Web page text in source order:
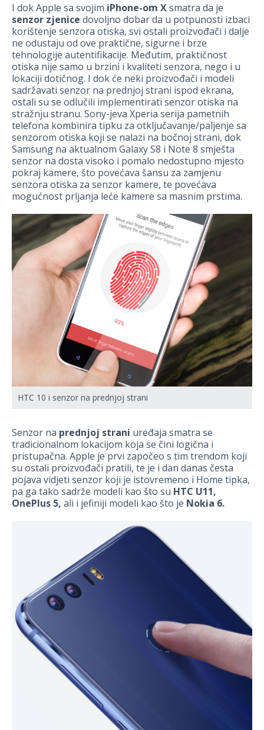
I dok Apple sa svojim iPhone-om Xsmatra da je
senzor zjenice dovoljno dobar da u potpunosti izbaci
korištenje senzora otiska, svi ostali proizvođači i dalje
ne odustaju od ove praktične, sigurne i brze
tehnologije autentifikacije. Međutim, praktičnost
otiska nije samo u brzini i kvaliteti senzora, nego i u
lokaciji dotičnog. I dok će neki proizvođači i modeli
sadržavati senzor na prednjoj strani ispod ekrana,
ostali su se odlučili implementirati senzor otiska na
stražnju stranu. Sony-jeva Xperia serija pametnih
telefona kombinira tipku za otključavanje/paljenje sa
senzorom otiska koji se nalazi na bočnoj strani, dok
Samsung na aktualnom Galaxy S8 i Note 8 smješta
senzor na dosta visoko i pomalo nedostupno mjesto
pokraj kamere, što povećava šansu za zamjenu
senzora otiska za senzor kamere, te povećava
mogućnost prljanja leće kamere sa masnim prstima.
HTC 10 i senzor na prednjoj strani
Senzor na prednjoj strani uređaja smatra se
tradicionalnom lokacijom koja se čini logična i
pristupačna. Apple je prvi započeo s tim trendom koji
su ostali proizvođači pratili, te je i dan danas česta
pojava vidjeti senzor koji je istovremeno i Home tipka,
pa ga tako sadrže modeli kao što su HTC U11,
OnePlus 5, ali i jefiniji modeli kao što je Nokia 6.